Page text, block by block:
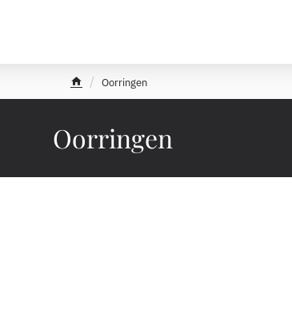
Oorringen
e
Oorringen